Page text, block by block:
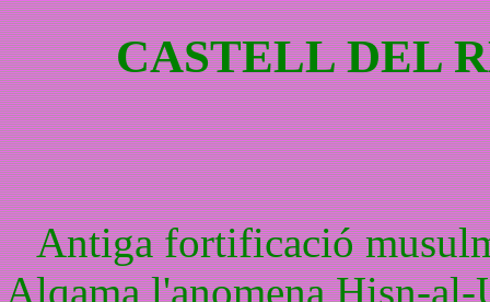
CASTELL DEL
Antiga fortificació
Alqama l'anomena Hisn-